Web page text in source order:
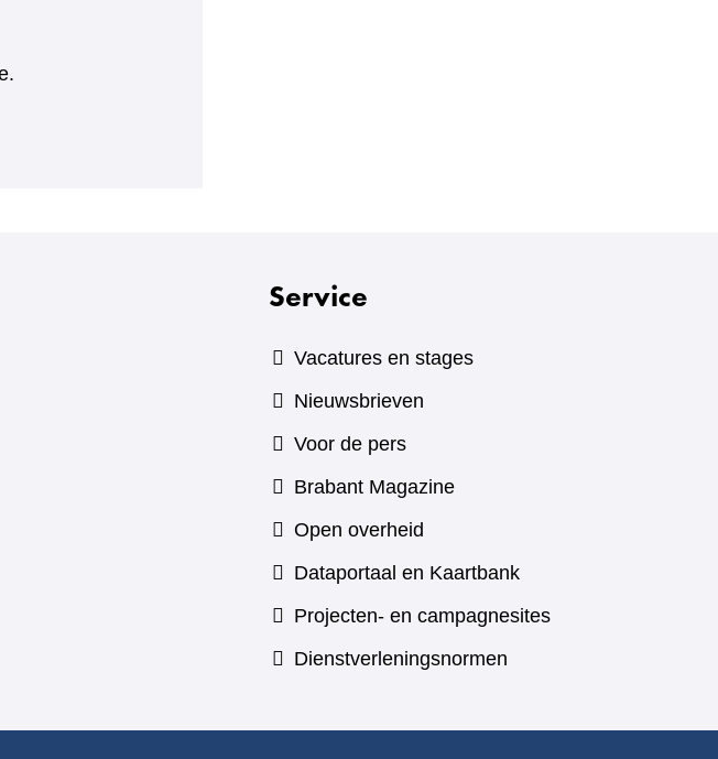
Service
Vacatures en stages
Nieuwsbrieven
Voor de pers
Brabant Magazine(verwijst
andere
website)
Open overheid
Dataportaal en Kaartbank(verwijst
naar
Projecten- en campagnesites
Dienstverleningsnormen